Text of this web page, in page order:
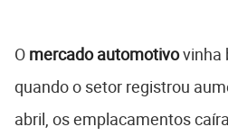
O mercado automotivovinha
quando o setor registrou
abril, os emplacamentos